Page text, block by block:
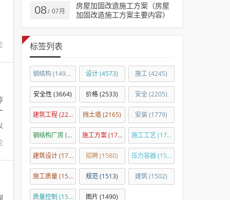
08/ 07月
房屋加固改造施工方案（房屋
加固改造施工方案主要内容）
标签列表
钢结构(14918) 设计(4573) 施工(4245)
安全性 (3664) 价格(2533) 安全(2205)
建筑工程(2201) 挡土墙(2165) 安装(1779)
钢结构厂房 (1760) 施工方案(1724) 施工工艺(1708)
建筑设计(1703) 招聘(1580) 压力容器(1575)
施工质量(1539) 规范(1513) 建筑(1502)
质量控制 (1501) 图片 (1490)